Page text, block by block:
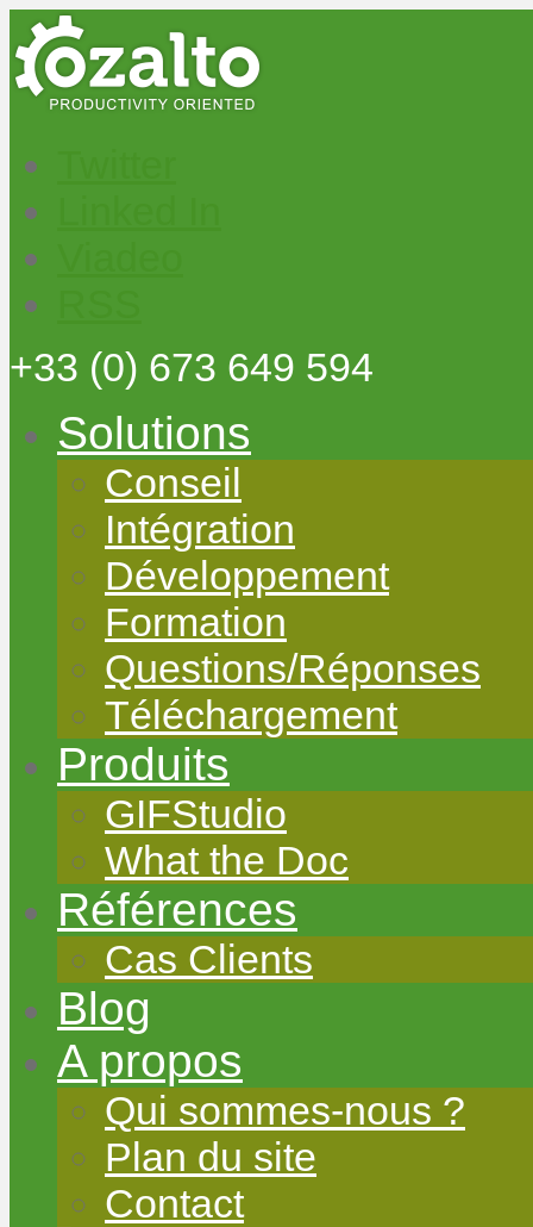
+33 (0) 673 649 594
Solutions
Conseil
Intégration
Développement
Formation
Questions/Réponses
Téléchargement
Produits
GIFStudio
What the Doc
Références
Cas Clients
Blog
A propos
Qui sommes-nous ?
Plan du site
Contact